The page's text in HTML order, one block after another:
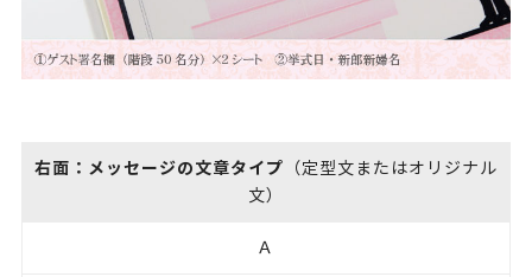
右面：メッセージの文章タイプ （定型文またはオリジナル
文）
Ａ